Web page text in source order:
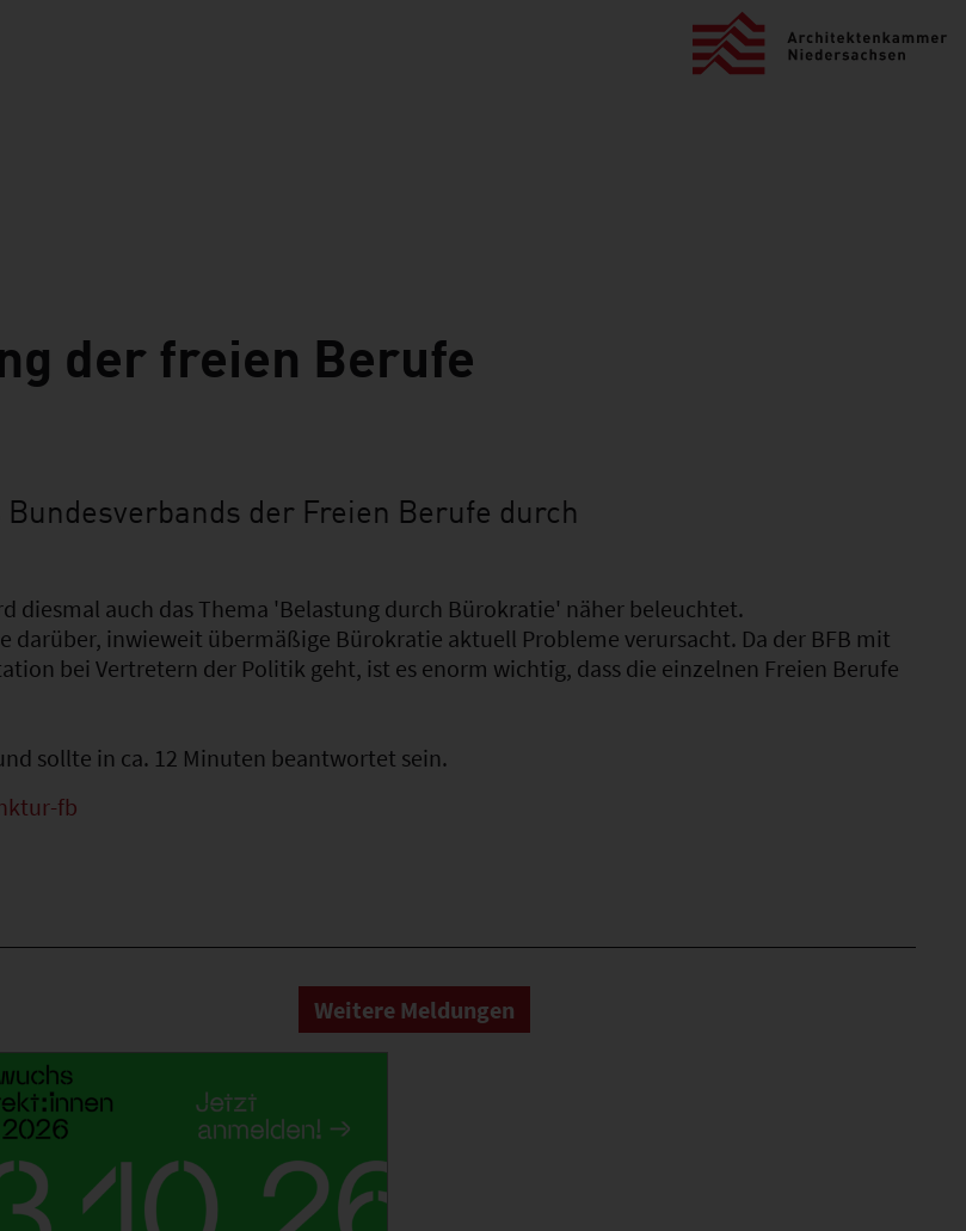
der freien Berufe
der Freien Berufe durch
diesmal auch das Thema 'Belastung durch Bürokratie' näher beleuchtet.
darüber, inwieweit übermäßige Bürokratie aktuell Probleme verursacht. Da der BFB mit
bei Vertretern der Politik geht, ist es enorm wichtig, dass die einzelnen Freien Berufe
sollte in ca. 12 Minuten beantwortet sein.
fb
Weitere Meldungen